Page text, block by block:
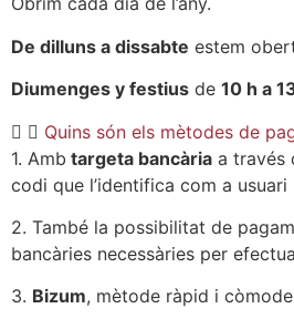
De dilluns a dissabte estem
Diumenges y festius de 10 h a
Quins són els mètodes de
1. Amb targeta bancària a través
codi que l’identifica com a
2. També la possibilitat de
bancàries necessàries per
3. Bizum, mètode ràpid i